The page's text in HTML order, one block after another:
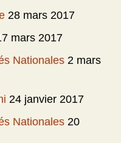
28 mars 2017
mars 2017
Nationales 2 mars
24 janvier 2017
Nationales 20